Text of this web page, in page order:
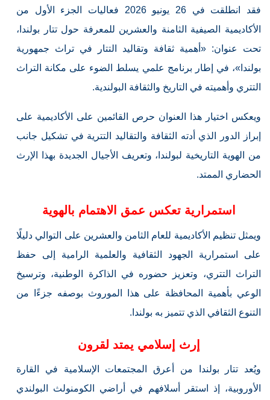
فقد انطلقت في 26 يونيو 2026 فعاليات الجزء الأول من
الأكاديمية الصيفية الثامنة والعشرين للمعرفة حول تتار بولندا،
تحت عنوان: «أهمية ثقافة وتقاليد التتار في تراث جمهورية
بولندا»، في إطار برنامج علمي يسلط الضوء على مكانة التراث
التتري وأهميته في التاريخ والثقافة البولندية.
ويعكس اختيار هذا العنوان حرص القائمين على الأكاديمية على
إبراز الدور الذي أدته الثقافة والتقاليد التترية في تشكيل جانب
من الهوية التاريخية لبولندا، وتعريف الأجيال الجديدة بهذا الإرث
الحضاري الممتد.
استمرارية تعكس عمق الاهتمام بالهوية
ويمثل تنظيم الأكاديمية للعام الثامن والعشرين على التوالي دليلًا
على استمرارية الجهود الثقافية والعلمية الرامية إلى حفظ
التراث التتري، وتعزيز حضوره في الذاكرة الوطنية، وترسيخ
الوعي بأهمية المحافظة على هذا الموروث بوصفه جزءًا من
التنوع الثقافي الذي تتميز به بولندا.
إرث إسلامي يمتد لقرون
ويُعد تتار بولندا من أعرق المجتمعات الإسلامية في القارة
الأوروبية، إذ استقر أسلافهم في أراضي الكومنولث البولندي